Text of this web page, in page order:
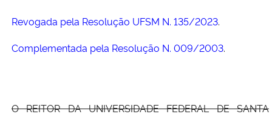
Ministério do Desenvolvimento Regional
Ministério da Mulher, da Família e dos Direitos Humanos
Revogada pela Resolução UFSM N. 135/2023.
Complementada pela Resolução N. 009/2003.
O REITOR DA UNIVERSIDADE FEDERAL DE SANTA